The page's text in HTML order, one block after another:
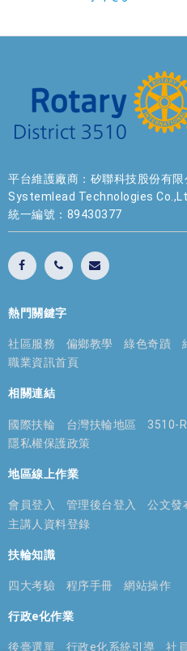
平台維護廠商：矽聯科技股份有限
Systemlead Technologies
統一編號：89430377
熱門關鍵字
社區服務 偏鄉教學 綠色奇蹟
職業資訊首頁
相關連結
國際扶輪 台灣扶輪地區 3510-
隱私權保護政策
地區線上作業
會員登入 管理後台登入 公文發
主講人資料登錄
扶輪知識
四大考驗 程序手冊 網站操作
行政e化作業
後臺選單 行政e化系統引導 社